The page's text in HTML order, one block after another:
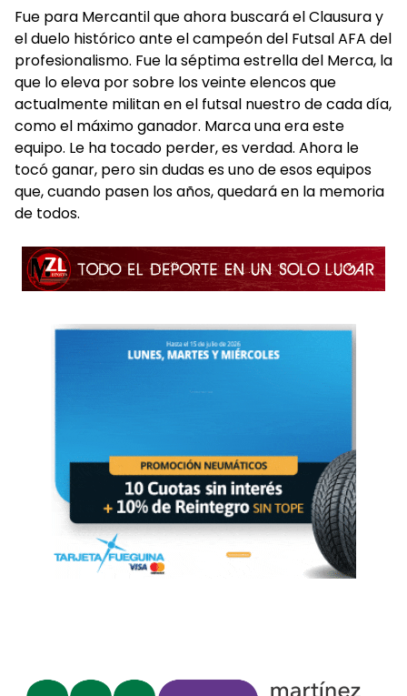
Fue para Mercantil que ahora buscará el Clausura y
el duelo histórico ante el campeón del Futsal AFA del
profesionalismo. Fue la séptima estrella del Merca, la
que lo eleva por sobre los veinte elencos que
actualmente militan en el futsal nuestro de cada día,
como el máximo ganador. Marca una era este
equipo. Le ha tocado perder, es verdad. Ahora le
tocó ganar, pero sin dudas es uno de esos equipos
que, cuando pasen los años, quedará en la memoria
de todos.